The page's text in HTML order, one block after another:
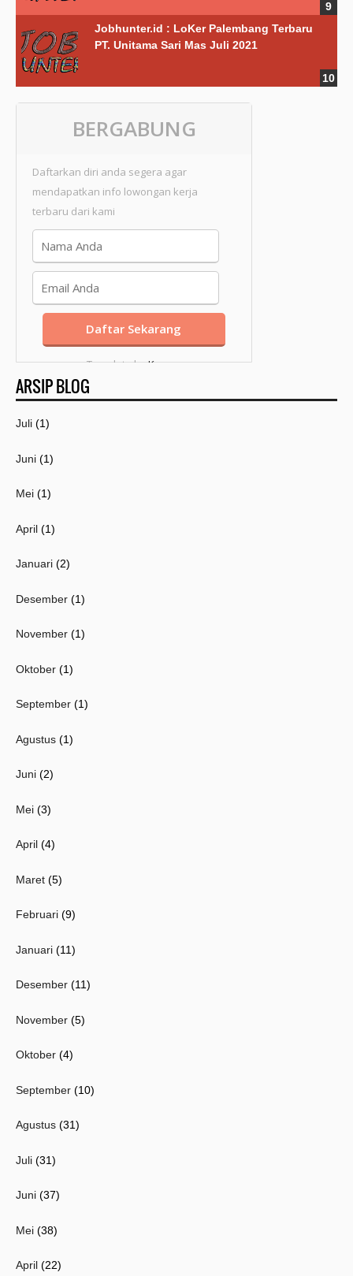
Jobhunter.id : LoKer Palembang Terbaru
PT. Unitama Sari Mas Juli 2021
BERGABUNG
Daftarkan diri anda segera agar
mendapatkan info lowongan kerja
terbaru dari kami
Template byKang
Mousir
ARSIP BLOG
Juli (1)
Juni (1)
Mei (1)
April (1)
Januari (2)
Desember (1)
November (1)
Oktober (1)
September (1)
Agustus (1)
Juni (2)
Mei (3)
April (4)
Maret (5)
Februari (9)
Januari (11)
Desember (11)
November (5)
Oktober (4)
September (10)
Agustus (31)
Juli (31)
Juni (37)
Mei (38)
April (22)